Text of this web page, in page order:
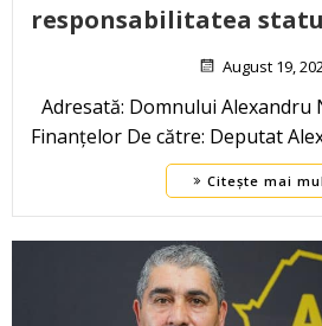
responsabilitatea
August 19,
Adresată: Domnului Alexandru
Finanțelor De către: Deputat
Citește mai